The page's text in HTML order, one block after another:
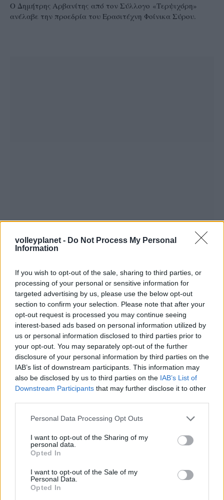
volleyplanet - Do Not Process My Personal
Information
If you wish to opt-out of the sale, sharing to third parties, or
processing of your personal or sensitive information for
targeted advertising by us, please use the below opt-out
section to confirm your selection. Please note that after your
opt-out request is processed you may continue seeing
interest-based ads based on personal information utilized by
us or personal information disclosed to third parties prior to
your opt-out. You may separately opt-out of the further
disclosure of your personal information by third parties on the
IAB’s list of downstream participants. This information may
also be disclosed by us to third parties on the IAB’s List of
Downstream Participants that may further disclose it to other
Please note that this website/app uses one or more Google
not limited to your visit or usage behaviour. You may click to
grant or deny consent to Google and its third-party tags to
use your data for below specified purposes in below Google
consent section.
Personal Data Processing Opt Outs
I want to opt-out of the Sharing of my
personal data.
Opted In
I want to opt-out of the Sale of my
Personal Data.
Opted In
Ο Δημήτρης Αρβανίτης από τον Σύλλογο «Τερψιχόρη»
ανέλαβε την προεδρία του Ερασιτέχνη Φοίνικα Σύρου.